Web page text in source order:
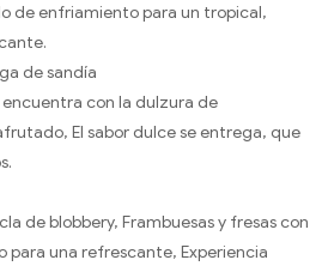
de enfriamiento para un tropical,
de sandía
encuentra con la dulzura de
El sabor dulce se entrega, que
de blobbery, Frambuesas y fresas con
para una refrescante, Experiencia